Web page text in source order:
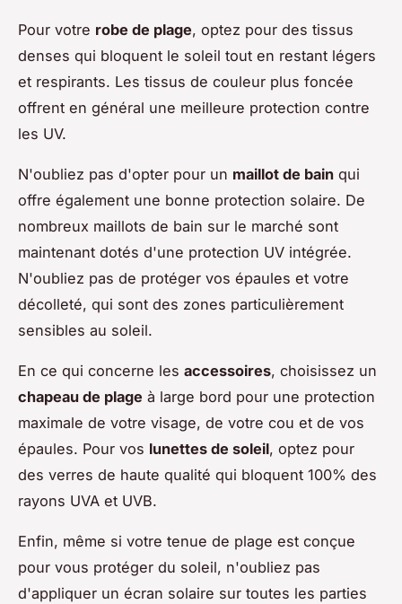
Pour votre robe de plage, optez pour des tissus
denses qui bloquent le soleil tout en restant légers
et respirants. Les tissus de couleur plus foncée
offrent en général une meilleure protection contre
les UV.
N'oubliez pas d'opter pour un maillot de bain qui
offre également une bonne protection solaire. De
nombreux maillots de bain sur le marché sont
maintenant dotés d'une protection UV intégrée.
N'oubliez pas de protéger vos épaules et votre
décolleté, qui sont des zones particulièrement
sensibles au soleil.
En ce qui concerne les accessoires, choisissez un
chapeau de plage à large bord pour une protection
maximale de votre visage, de votre cou et de vos
épaules. Pour vos lunettes de soleil, optez pour
des verres de haute qualité qui bloquent 100% des
rayons UVA et UVB.
Enfin, même si votre tenue de plage est conçue
pour vous protéger du soleil, n'oubliez pas
d'appliquer un écran solaire sur toutes les parties